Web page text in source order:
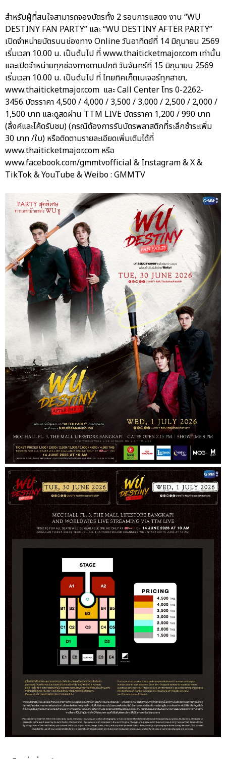
สำหรับผู้ที่สนใจสามารถจองบัตรทั้ง 2 รอบการแสดง งาน “WU
DESTINY FAN PARTY” และ “WU DESTINY AFTER PARTY”
เปิดจำหน่ายบัตรบนช่องทาง Online วันอาทิตย์ที่ 14 มิถุนายน 2569
เริ่มเวลา 10.00 น. เป็นต้นไป ที่ www.thaiticketmajor.com เท่านั้น
และเปิดจำหน่ายทุกช่องทางตามปกติ วันจันทร์ที่ 15 มิถุนายน 2569
เริ่มเวลา 10.00 น. เป็นต้นไป ที่ ไทยทิคเก็ตเมเจอร์ทุกสาขา,
www.thaiticketmajor.com และ Call Center โทร 0-2262-
3456 บัตรราคา 4,500 / 4,000 / 3,500 / 3,000 / 2,500 / 2,000 /
1,500 บาท และดูสดผ่าน TTM LIVE บัตรราคา 1,200 / 990 บาท
(ลิ้งค์และโค้ดรับชม) (กรณีต้องการรับบัตรพลาสติกที่ระลึกชำระเพิ่ม
30 บาท /ใบ) หรือติดตามรายละเอียดเพิ่มเติมได้ที่
www.thaiticketmajor.com หรือ
www.facebook.com/gmmtvofficial & Instagram & X &
TikTok & YouTube & Weibo : GMMTV